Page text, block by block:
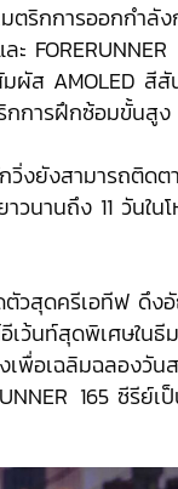
ตริกการออกกำลั
ะ FORERUNNER
ส AMOLED สีสั
การฝึกซ้อมขั้นสู
วิ่งยังสามารถติด
วนานถึง 11 วันใ
ตัวสุดครีเอทีฟ ดึ
เว้นท์สุดพิเศษในธีม
เพื่อเฉลิมฉลองวั
165 ซีรีย์เ